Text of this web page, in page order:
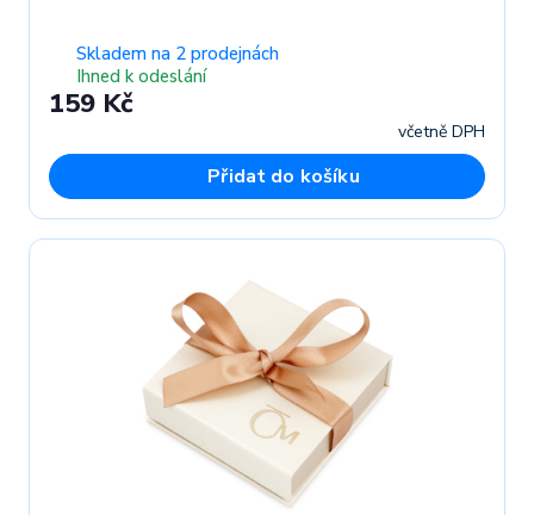
Skladem na 2 prodejnách
Ihned k odeslání
159 Kč
včetně DPH
Přidat do košíku